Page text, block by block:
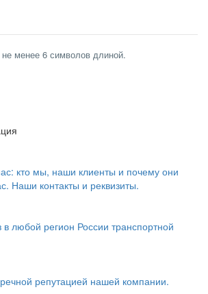
менее 6 символов длиной.
кто мы, наши клиенты и почему они
Наши контакты и реквизиты.
любой регион России транспортной
репутацией нашей компании.